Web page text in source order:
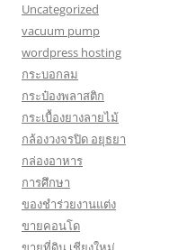
Uncategorized
vacuum pump
wordpress hosting
กระบอกลม
กระป๋องพลาสติก
กระเบื้องยางลายไม้
กล้องวงจรปิด อยุธยา
กล่องอาหาร
การศึกษา
ของชำร่วยงานแต่ง
ขายคอนโด